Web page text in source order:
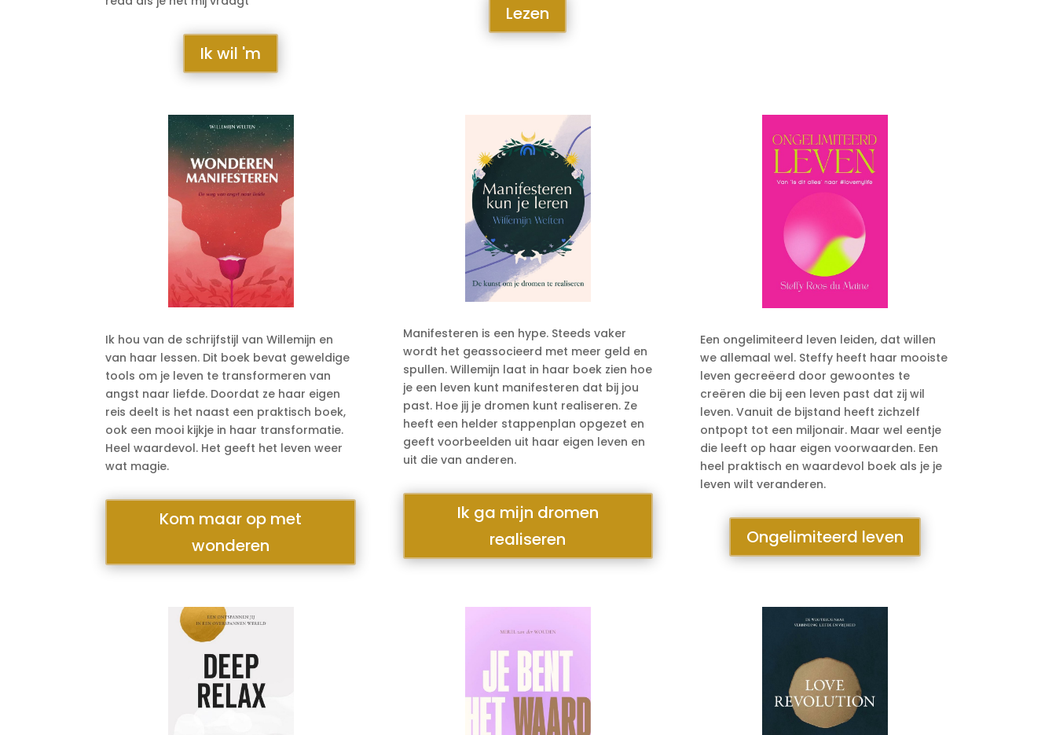
Ik wil 'm
Lezen
Ik hou van de schrijfstijl van Willemijn en
van haar lessen. Dit boek bevat geweldige
tools om je leven te transformeren van
angst naar liefde. Doordat ze haar eigen
reis deelt is het naast een praktisch boek,
ook een mooi kijkje in haar transformatie.
Heel waardevol. Het geeft het leven weer
wat magie.
Kom maar op met
wonderen
Manifesteren is een hype. Steeds vaker
wordt het geassocieerd met meer geld en
spullen. Willemijn laat in haar boek zien hoe
je een leven kunt manifesteren dat bij jou
past. Hoe jij je dromen kunt realiseren. Ze
heeft een helder stappenplan opgezet en
geeft voorbeelden uit haar eigen leven en
uit die van anderen.
Ik ga mijn dromen
realiseren
Een ongelimiteerd leven leiden, dat willen
we allemaal wel. Steffy heeft haar mooiste
leven gecreëerd door gewoontes te
creëren die bij een leven past dat zij wil
leven. Vanuit de bijstand heeft zichzelf
ontpopt tot een miljonair. Maar wel eentje
die leeft op haar eigen voorwaarden. Een
heel praktisch en waardevol boek als je je
leven wilt veranderen.
Ongelimiteerd leven